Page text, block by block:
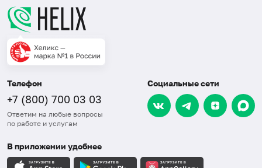
Телефон
+7 (800) 700 03 03
Ответим на любые вопросы
по работе и услугам
Социальные сети
В приложении удобнее